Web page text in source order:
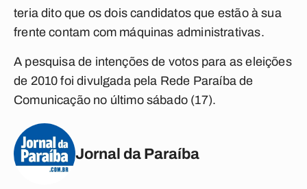
teria dito que os dois candidatos que estão à sua
frente contam com máquinas administrativas.
A pesquisa de intenções de votos para as eleições
de 2010 foi divulgada pela Rede Paraíba de
Comunicação no último sábado (17).
Jornal da Paraíba